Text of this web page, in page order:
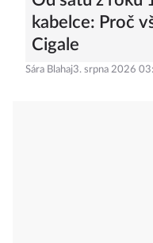
kabelce: Proč
Cigale
Sára Blahaj3. srpna 2026